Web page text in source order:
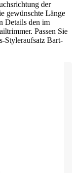
der
gewünschte Länge
Details den im
Passen Sie
Styleraufsatz Bart-